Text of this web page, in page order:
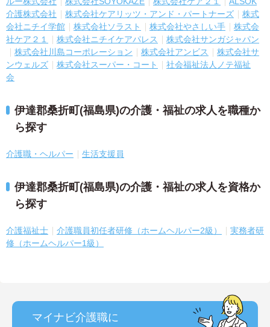
介護株式会社
株式会社ケアリッツ・アンド・パートナーズ
株式
会社ニチイ学館
株式会社ソラスト 株式会社やさしい手
株式会
社ケア２１
株式会社ニチイケアパレス
株式会社サンガジャパン
株式会社川島コーポレーション
株式会社アンビス
株式会社サ
ンウェルズ
株式会社スーパー・コート
社会福祉法人ノテ福祉
会
伊達郡桑折町(福島県)の介護・福祉の求人を職種か
ら探す
介護職・ヘルパー 生活支援員
伊達郡桑折町(福島県)の介護・福祉の求人を資格か
ら探す
介護福祉士 介護職員初任者研修（ホームヘルパー2級）
実務者研
修（ホームヘルパー1級）
マイナビ介護職に